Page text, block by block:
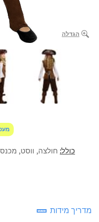
הגדלה
כולל: חולצה, ווסט,
מדריך מידות